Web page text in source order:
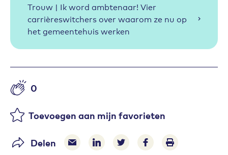
Trouw | Ik word ambtenaar! Vier
carrièreswitchers over waarom ze nu op
het gemeentehuis werken
Aantal likes
0
Toevoegen aan mijn favorieten
Delen Delen via e-mail
Delen via LinkedIn
Deel op Twitter
Deel op Facebook
Print pagina